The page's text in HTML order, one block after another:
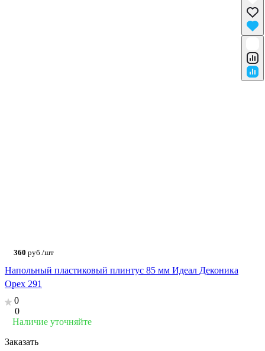
360 руб./шт
Напольный пластиковый плинтус 85 мм Идеал Деконика
Орех 291
0
0
Наличие уточняйте
Заказать